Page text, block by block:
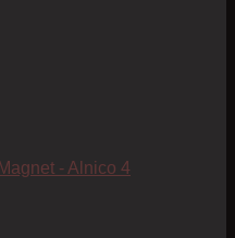
- Alnico 4